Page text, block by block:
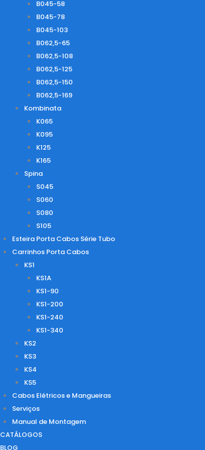
B045-58
B045-78
B045-103
B062,5-65
B062,5-108
B062,5-125
B062,5-150
B062,5-169
Kombinata
K065
K095
K125
K165
Spina
S045
S060
S080
S105
Esteira Porta Cabos Série Tubo
Carrinhos Porta Cabos
KS1
KS1A
KS1-90
KS1-200
KS1-240
KS1-340
KS2
KS3
KS4
KS5
Cabos Elétricos e Mangueiras
Serviços
Manual de Montagem
CATÁLOGOS
BLOG